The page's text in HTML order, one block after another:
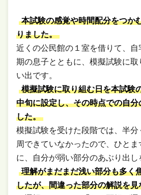
本試験の感覚や時間配分をつか
りました。
近くの公民館の１室を借りて、
期の息子とともに、模擬試験に
い出です。
模擬試験に取り組む日を本試験
中旬に設定し、その時点での自
した。
模擬試験を受けた段階では、半分
周できていなかったので、ひと
に、自分が弱い部分のあぶり出し
理解がまだまだ浅い部分も多く
したが、間違った部分の解説を